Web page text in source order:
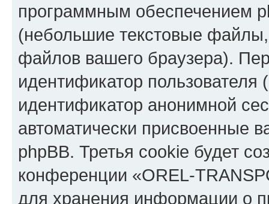
программным обеспечением
(небольшие текстовые
файлов вашего браузера).
идентификатор
идентификатор анонимной
автоматически присвоенные
phpBB. Третья cookie будет
конференции «OREL-
для хранения информации о